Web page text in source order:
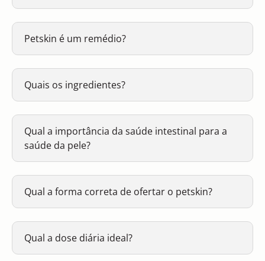
Petskin é um remédio?
Quais os ingredientes?
Qual a importância da saúde intestinal para a
saúde da pele?
Qual a forma correta de ofertar o petskin?
Qual a dose diária ideal?